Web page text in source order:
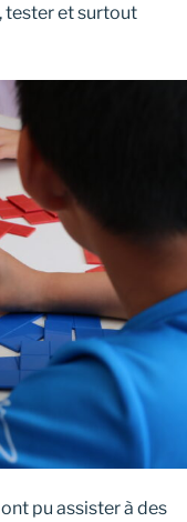
tester et surtout
pu assister à des